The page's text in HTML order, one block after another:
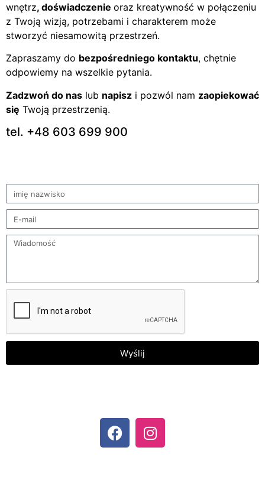
wnętrz, doświadczenie oraz kreatywność w połączeniu
z Twoją wizją, potrzebami i charakterem może
stworzyć niesamowitą przestrzeń.
Zapraszamy do bezpośredniego kontaktu, chętnie
odpowiemy na wszelkie pytania.
Zadzwoń do nas lub napisz i pozwól nam zaopiekować
się Twoją przestrzenią.
tel. +48 603 699 900
Wyślij